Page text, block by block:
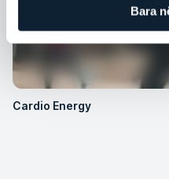
Bara
Cardio Energy